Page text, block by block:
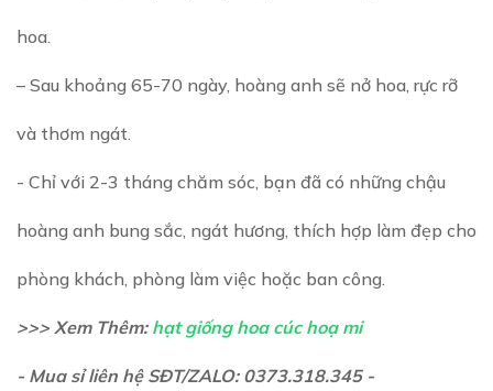
hoa.
– Sau khoảng 65-70 ngày, hoàng anh sẽ nở hoa, rực rỡ
và thơm ngát.
- Chỉ với 2-3 tháng chăm sóc, bạn đã có những chậu
hoàng anh bung sắc, ngát hương, thích hợp làm đẹp cho
phòng khách, phòng làm việc hoặc ban công.
>>> Xem Thêm: hạt giống hoa cúc hoạ mi
- Mua sỉ liên hệ SĐT/ZALO: 0373.318.345 -